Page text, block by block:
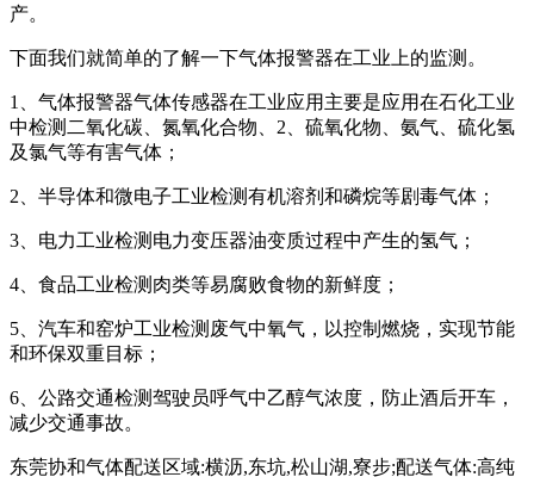
产。
下面我们就简单的了解一下气体报警器在工业上的监测。
1、气体报警器气体传感器在工业应用主要是应用在石化工业
中检测二氧化碳、氮氧化合物、2、硫氧化物、氨气、硫化氢
及氯气等有害气体；
2、半导体和微电子工业检测有机溶剂和磷烷等剧毒气体；
3、电力工业检测电力变压器油变质过程中产生的氢气；
4、食品工业检测肉类等易腐败食物的新鲜度；
5、汽车和窑炉工业检测废气中氧气，以控制燃烧，实现节能
和环保双重目标；
6、公路交通检测驾驶员呼气中乙醇气浓度，防止酒后开车，
减少交通事故。
东莞协和气体配送区域:横沥,东坑,松山湖,寮步;配送气体:高纯